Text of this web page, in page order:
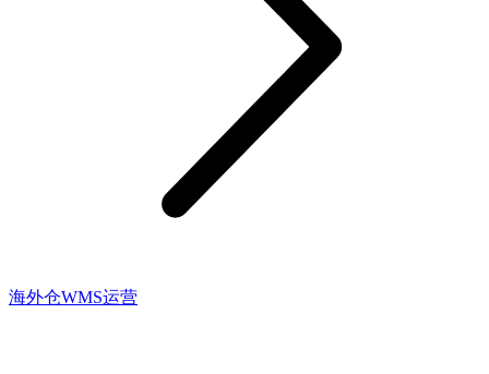
海外仓WMS运营